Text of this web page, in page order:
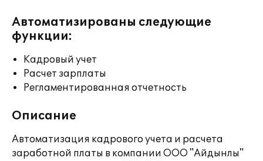
Автоматизированы следующие
функции:
Кадровый учет
Расчет зарплаты
Регламентированная отчетность
Описание
Автоматизация кадрового учета и расчета
заработной платы в компании ООО "Айдынлы"